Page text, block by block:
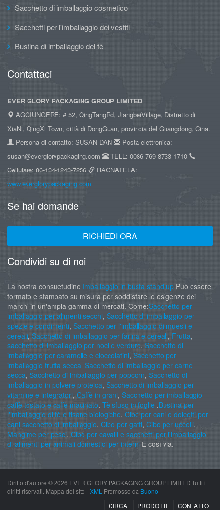
Sacchetto di imballaggio cosmetico
Sacchetti per l'imballaggio dei vestiti
Bustina di imballaggio del tè
Contattaci
EVER GLORY PACKAGING GROUP LIMITED
AGGIUNGERE: # 52, QingTangRd, JiangbeiVillage, Distretto di
XiaNi, QingXi Town, città di DongGuan, provincia del Guangdong, Cina.
Persona di contatto: SUSAN DAN
Posta elettronica:
susan@everglorypackaging.com
TELL: 0086-769-8733-1710
Cellulare: 86-134-1243-7256
RAGNATELA:
www.everglorypackaging.com
Se hai domande
RICHIEDI ORA
Condividi su di noi
La nostra consuetudine Imballaggio in busta stand up Può essere
formato e stampato su misura per soddisfare le esigenze dei
marchi in un'ampia gamma di mercati. Come:Sacchetto per
imballaggio per alimenti secchi, Sacchetto di imballaggio per
spezie e condimenti, Sacchetto per l'imballaggio di muesli e
cereali, Sacchetto di imballaggio per farina e cereali, Frutta,
sacchetto di imballaggio per noci e verdure, Sacchetto di
imballaggio per caramelle e cioccolatini, Sacchetto per
imballaggio frutta secca, Sacchetto di imballaggio per carne
secca, Sacchetto di imballaggio per popcorn, Sacchetto di
imballaggio in polvere proteica, Sacchetto di imballaggio per
vitamine e integratori, Caffè in grani, Sacchetto per imballaggio
caffè tostato e caffè macinato, Tè sfuso in foglie ,Bustina per
l'imballaggio di tè e tisane biologiche, Cibo per cani e dolcetti per
cani sacchetto di imballaggio, Cibo per gatti, Cibo per uccelli,
Mangime per pesci, Cibo per cavalli e sacchetti per l'imballaggio
di alimenti per animali domestici per interni E così via.
Diritto d’autore ©2026 EVER GLORY PACKAGING GROUP LIMITED Tutti i
diritti riservati. Mappa del sito -XML -Promosso da Buono -
CIRCA
PRODOTTI CONTATTO